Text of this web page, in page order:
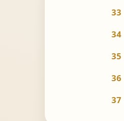
33
34
35
36
37